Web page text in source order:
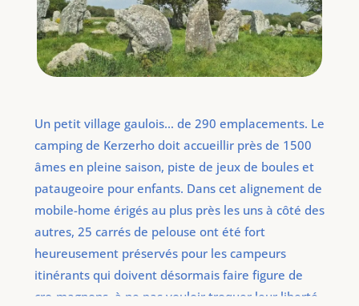
Un petit village gaulois… de 290 emplacements. Le
camping de Kerzerho doit accueillir près de 1500
âmes en pleine saison, piste de jeux de boules et
pataugeoire pour enfants. Dans cet alignement de
mobile-home érigés au plus près les uns à côté des
autres, 25 carrés de pelouse ont été fort
heureusement préservés pour les campeurs
itinérants qui doivent désormais faire figure de
cro-magnons, à ne pas vouloir troquer leur liberté